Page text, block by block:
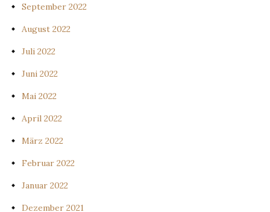
September 2022
August 2022
Juli 2022
Juni 2022
Mai 2022
April 2022
März 2022
Februar 2022
Januar 2022
Dezember 2021